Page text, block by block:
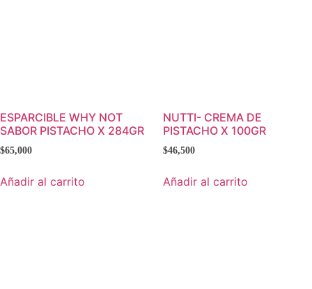
ESPARCIBLE WHY NOT
SABOR PISTACHO X 284GR
$65,000
Añadir al carrito
NUTTI- CREMA DE
PISTACHO X 100GR
$46,500
Añadir al carrito